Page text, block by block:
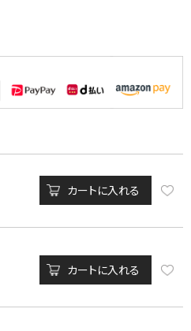
カートに入れる
カートに入れる